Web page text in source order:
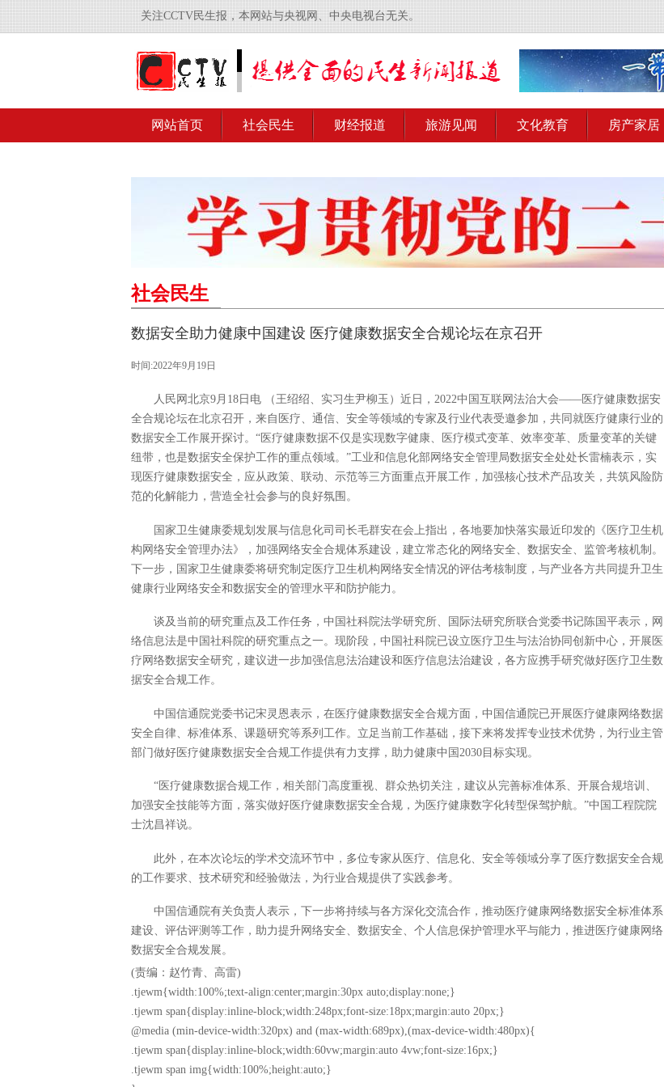
关注CCTV民生报，本网站与央视网、中央电视台无关。
网站首页 社会民生 财经报道 旅游见闻 文化教育 房产家居
社会民生
数据安全助力健康中国建设 医疗健康数据安全合规论坛在京召开
时间:2022年9月19日
人民网北京9月18日电 （王绍绍、实习生尹柳玉）近日，2022中国互联网法治大会――医疗健康数据安
全合规论坛在北京召开，来自医疗、通信、安全等领域的专家及行业代表受邀参加，共同就医疗健康行业的
数据安全工作展开探讨。“医疗健康数据不仅是实现数字健康、医疗模式变革、效率变革、质量变革的关键
纽带，也是数据安全保护工作的重点领域。”工业和信息化部网络安全管理局数据安全处处长雷楠表示，实
现医疗健康数据安全，应从政策、联动、示范等三方面重点开展工作，加强核心技术产品攻关，共筑风险防
范的化解能力，营造全社会参与的良好氛围。
国家卫生健康委规划发展与信息化司司长毛群安在会上指出，各地要加快落实最近印发的《医疗卫生机
构网络安全管理办法》，加强网络安全合规体系建设，建立常态化的网络安全、数据安全、监管考核机制。
下一步，国家卫生健康委将研究制定医疗卫生机构网络安全情况的评估考核制度，与产业各方共同提升卫生
健康行业网络安全和数据安全的管理水平和防护能力。
谈及当前的研究重点及工作任务，中国社科院法学研究所、国际法研究所联合党委书记陈国平表示，网
络信息法是中国社科院的研究重点之一。现阶段，中国社科院已设立医疗卫生与法治协同创新中心，开展医
疗网络数据安全研究，建议进一步加强信息法治建设和医疗信息法治建设，各方应携手研究做好医疗卫生数
据安全合规工作。
中国信通院党委书记宋灵恩表示，在医疗健康数据安全合规方面，中国信通院已开展医疗健康网络数据
安全自律、标准体系、课题研究等系列工作。立足当前工作基础，接下来将发挥专业技术优势，为行业主管
部门做好医疗健康数据安全合规工作提供有力支撑，助力健康中国2030目标实现。
“医疗健康数据合规工作，相关部门高度重视、群众热切关注，建议从完善标准体系、开展合规培训、
加强安全技能等方面，落实做好医疗健康数据安全合规，为医疗健康数字化转型保驾护航。”中国工程院院
士沈昌祥说。
此外，在本次论坛的学术交流环节中，多位专家从医疗、信息化、安全等领域分享了医疗数据安全合规
的工作要求、技术研究和经验做法，为行业合规提供了实践参考。
中国信通院有关负责人表示，下一步将持续与各方深化交流合作，推动医疗健康网络数据安全标准体系
建设、评估评测等工作，助力提升网络安全、数据安全、个人信息保护管理水平与能力，推进医疗健康网络
数据安全合规发展。
(责编：赵竹青、高雷)
.tjewm{width:100%;text-align:center;margin:30px auto;display:none;}
.tjewm span{display:inline-block;width:248px;font-size:18px;margin:auto 20px;}
@media (min-device-width:320px) and (max-width:689px),(max-device-width:480px){
.tjewm span{display:inline-block;width:60vw;margin:auto 4vw;font-size:16px;}
.tjewm span img{width:100%;height:auto;}